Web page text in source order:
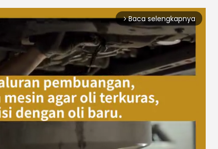
arrow_forward_ios Baca selengkapnya